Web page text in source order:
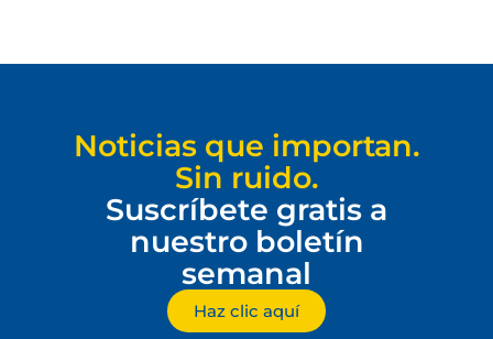
Noticias que importan.
Sin ruido.
Suscríbete gratis a
nuestro boletín
semanal
Haz clic aquí